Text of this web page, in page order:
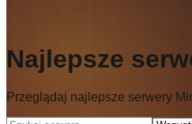
Najlepsze
Przeglądaj najlepsze serwery